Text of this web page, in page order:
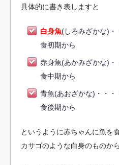
具体的に書き表しますと
白身魚(しろみざかな)・
食初期から
赤身魚(あかみざかな)
食中期から
青魚(あおざかな)・・
食後期から
というように赤ちゃんに魚を
カサゴのような白身のものか